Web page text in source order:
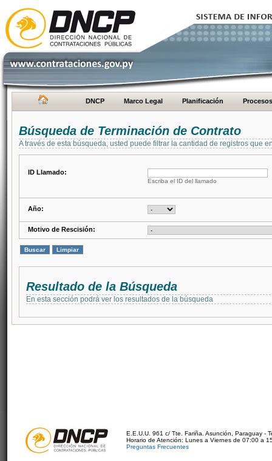
DNCP Marco Legal Planificación Procesos
Búsqueda de Terminación de Contrato
A través de esta búsqueda, usted puede filtrar la cantidad de registros que
ID Llamado:
Escriba el ID del llamado
Año:
Motivo de Rescisión:
Resultado de la Búsqueda
En esta sección podrá ver los resultados de la búsqueda
E.E.U.U. 961 c/ Tte. Fariña. Asunción, Paraguay -
Horario de Atención: Lunes a Viernes de 07:00 a
Preguntas Frecuentes